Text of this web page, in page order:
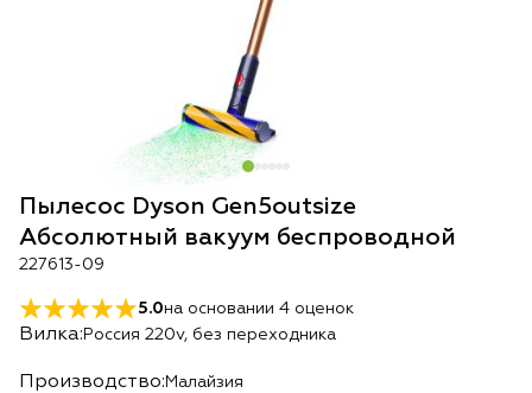
Пылесос Dyson Gen5outsize
Абсолютный вакуум беспроводной
227613-09
5.0на основании 4 оценок
Вилка: Россия 220v, без переходника
Производство: Малайзия